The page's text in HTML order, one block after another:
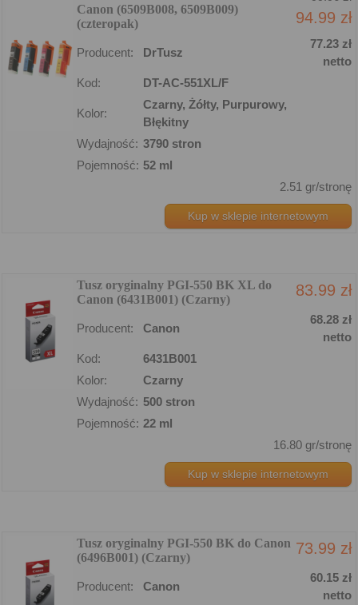
Canon (6509B008, 6509B009)
(czteropak)
94.99 zł
Producent: DrTusz
77.23 zł
netto
Kod:
DT-AC-551XL/F
Kolor:
Czarny, Żółty, Purpurowy,
Błękitny
Wydajność: 3790 stron
Pojemność: 52 ml
2.51 gr/stronę
Kup w sklepie internetowym
Tusz oryginalny PGI-550 BK XL do
Canon (6431B001) (Czarny)
83.99 zł
Producent: Canon
68.28 zł
netto
Kod:
6431B001
Kolor:
Czarny
Wydajność: 500 stron
Pojemność: 22 ml
16.80 gr/stronę
Kup w sklepie internetowym
Tusz oryginalny PGI-550 BK do Canon
(6496B001) (Czarny)
73.99 zł
Producent: Canon
60.15 zł
netto